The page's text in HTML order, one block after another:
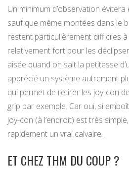
Un minimum d’observation
sauf que même montées dans le
restent particulièrement difficiles
relativement fort pour les
aisée quand on sait la petitesse
apprécié un système autrement
qui permet de retirer les joy-con
grip par exemple. Car oui, si
joy-con (à l’endroit) est très
rapidement un vrai calvaire…
ET CHEZ THM DU COUP ?